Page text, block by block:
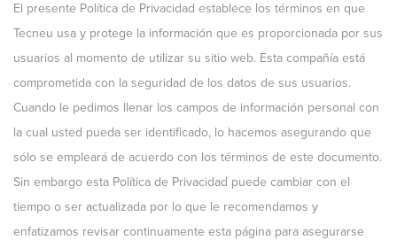
El presente Política de Privacidad establece los términos en que
Tecneu usa y protege la información que es proporcionada por sus
usuarios al momento de utilizar su sitio web. Esta compañía está
comprometida con la seguridad de los datos de sus usuarios.
Cuando le pedimos llenar los campos de información personal con
la cual usted pueda ser identificado, lo hacemos asegurando que
sólo se empleará de acuerdo con los términos de este documento.
Sin embargo esta Política de Privacidad puede cambiar con el
tiempo o ser actualizada por lo que le recomendamos y
enfatizamos revisar continuamente esta página para asegurarse